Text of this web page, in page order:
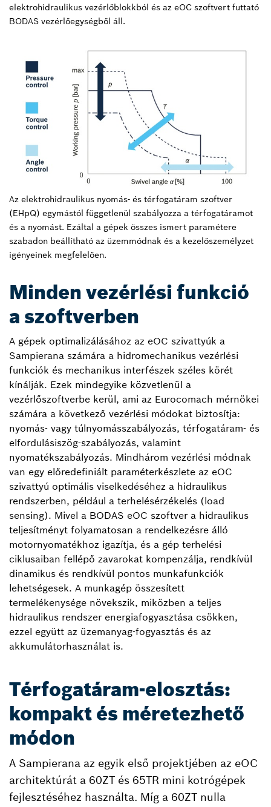
elektrohidraulikus vezérlőblokkból és az eOC szoftvert futtató
BODAS vezérlőegységből áll.
Az elektrohidraulikus nyomás- és térfogatáram szoftver
(EHpQ) egymástól függetlenül szabályozza a térfogatáramot
és a nyomást. Ezáltal a gépek összes ismert paramétere
szabadon beállítható az üzemmódnak és a kezelőszemélyzet
igényeinek megfelelően.
Minden vezérlési funkció
a szoftverben
A gépek optimalizálásához az eOC szivattyúk a
Sampierana számára a hidromechanikus vezérlési
funkciók és mechanikus interfészek széles körét
kínálják. Ezek mindegyike közvetlenül a
vezérlőszoftverbe kerül, ami az Eurocomach mérnökei
számára a következő vezérlési módokat biztosítja:
nyomás- vagy túlnyomásszabályozás, térfogatáram- és
elfordulásiszög-szabályozás, valamint
nyomatékszabályozás. Mindhárom vezérlési módnak
van egy előredefiniált paraméterkészlete az eOC
szivattyú optimális viselkedéséhez a hidraulikus
rendszerben, például a terhelésérzékelés (load
sensing). Mivel a BODAS eOC szoftver a hidraulikus
teljesítményt folyamatosan a rendelkezésre álló
motornyomatékhoz igazítja, és a gép terhelési
ciklusaiban fellépő zavarokat kompenzálja, rendkívül
dinamikus és rendkívül pontos munkafunkciók
lehetségesek. A munkagép összesített
termelékenysége növekszik, miközben a teljes
hidraulikus rendszer energiafogyasztása csökken,
ezzel együtt az üzemanyag-fogyasztás és az
akkumulátorhasználat is.
Térfogatáram-elosztás:
kompakt és méretezhető
módon
A Sampierana az egyik első projektjében az eOC
architektúrát a 60ZT és 65TR mini kotrógépek
fejlesztéséhez használta. Míg a 60ZT nulla